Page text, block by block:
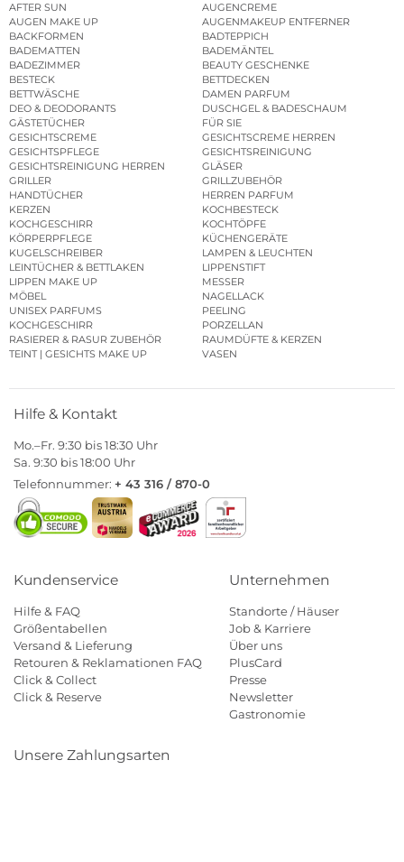
AFTER SUN
AUGENCREME
AUGEN MAKE UP
AUGENMAKEUP ENTFERNER
BACKFORMEN
BADTEPPICH
BADEMATTEN
BADEMÄNTEL
BADEZIMMER
BEAUTY GESCHENKE
BESTECK
BETTDECKEN
BETTWÄSCHE
DAMEN PARFUM
DEO & DEODORANTS
DUSCHGEL & BADESCHAUM
GÄSTETÜCHER
FÜR SIE
GESICHTSCREME
GESICHTSCREME HERREN
GESICHTSPFLEGE
GESICHTSREINIGUNG
GESICHTSREINIGUNG HERREN
GLÄSER
GRILLER
GRILLZUBEHÖR
HANDTÜCHER
HERREN PARFUM
KERZEN
KOCHBESTECK
KOCHGESCHIRR
KOCHTÖPFE
KÖRPERPFLEGE
KÜCHENGERÄTE
KUGELSCHREIBER
LAMPEN & LEUCHTEN
LEINTÜCHER & BETTLAKEN
LIPPENSTIFT
LIPPEN MAKE UP
MESSER
MÖBEL
NAGELLACK
UNISEX PARFUMS
PEELING
KOCHGESCHIRR
PORZELLAN
RASIERER & RASUR ZUBEHÖR
RAUMDÜFTE & KERZEN
TEINT | GESICHTS MAKE UP
VASEN
Hilfe & Kontakt
Mo.–Fr. 9:30 bis 18:30 Uhr
Sa. 9:30 bis 18:00 Uhr
Telefonnummer: + 43 316 / 870-0
Kundenservice
Hilfe & FAQ
Größentabellen
Versand & Lieferung
Retouren & Reklamationen FAQ
Click & Collect
Click & Reserve
Unternehmen
Standorte / Häuser
Job & Karriere
Über uns
PlusCard
Presse
Newsletter
Gastronomie
Unsere Zahlungsarten